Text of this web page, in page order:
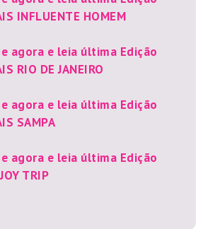
INFLUENTE HOMEM
agora e leia última Edição
RIO DE JANEIRO
agora e leia última Edição
SAMPA
agora e leia última Edição
TRIP